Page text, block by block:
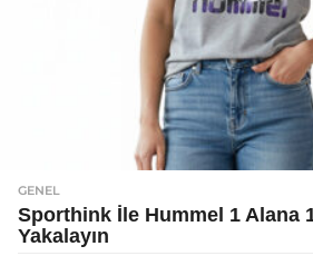
GENEL
Sporthink İle Hummel 1 Alana 1
Yakalayın